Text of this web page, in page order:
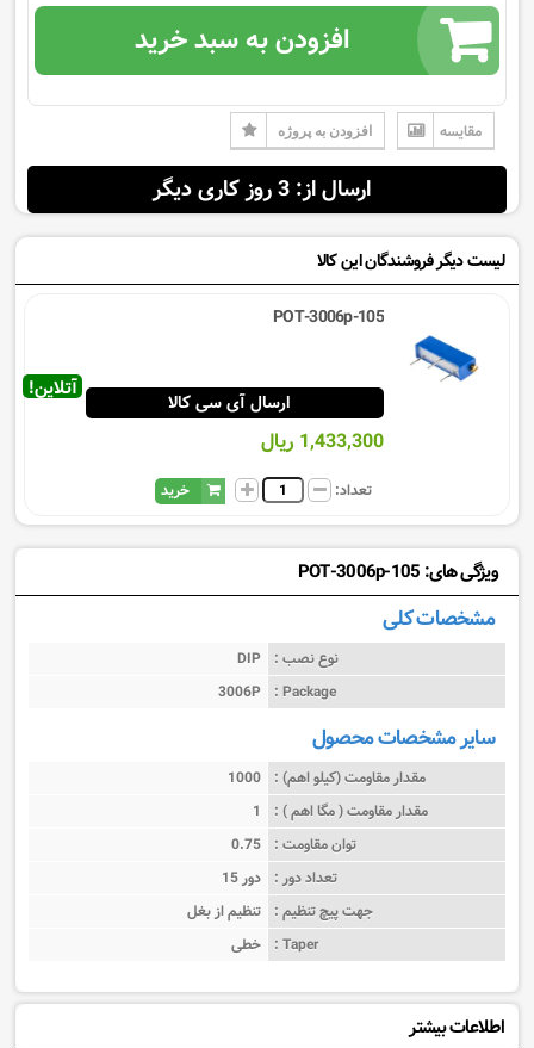
افزودن به سبد خرید
مقایسه افزودن به پروژه
ارسال از: 3 روز کاری دیگر
لیست دیگر فروشندگان این کالا
آتلاین!
POT-3006p-105
ارسال آی سی کالا
1,433,300 ریال
تعداد: خرید
ویژگی های: POT-3006p-105
مشخصات کلی
نوع نصب : DIP
Package :
3006P
سایر مشخصات محصول
مقدار مقاومت (کیلو اهم) : 1000
مقدار مقاومت ( مگا اهم ) :
1
توان مقاومت : 0.75
تعداد دور : 15 دور
جهت پیچ تنظیم : تنظیم از بغل
Taper :
خطی
اطلاعات بیشتر